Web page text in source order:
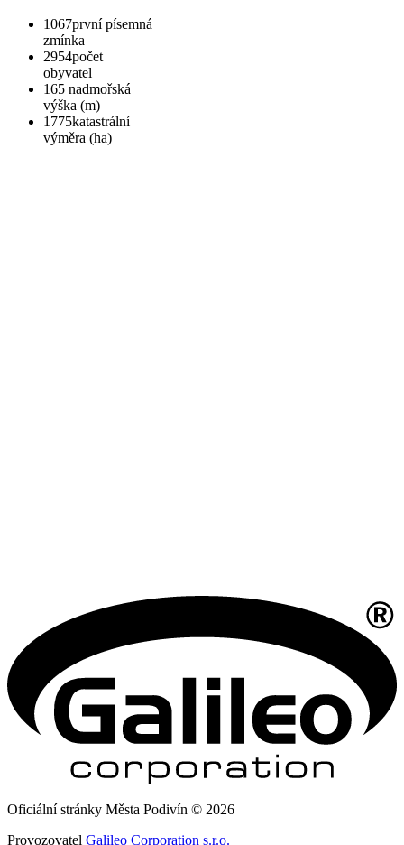
1067první písemná
zmínka
2954počet
obyvatel
165 nadmořská
výška (m)
1775katastrální
výměra (ha)
Oficiální stránky Města Podivín © 2026
Provozovatel Galileo Corporation s.r.o.